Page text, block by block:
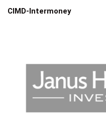
CIMD-Intermoney